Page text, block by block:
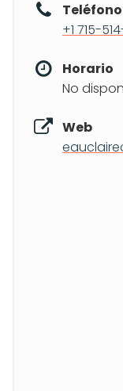
Teléfono
+1 715-
Horario
No
Web